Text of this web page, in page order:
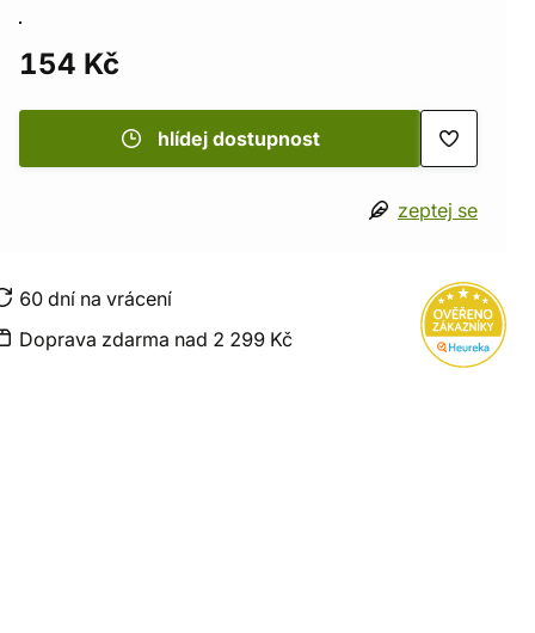
154 Kč
hlídej dostupnost
zeptej se
60 dní na vrácení
Doprava zdarma nad 2 299 Kč